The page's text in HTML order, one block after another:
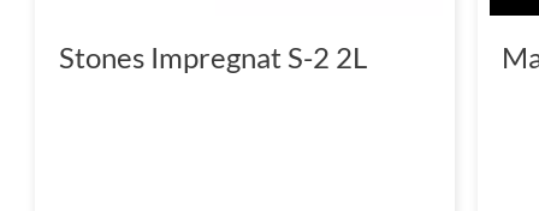
Stones Impregnat S-2 2L